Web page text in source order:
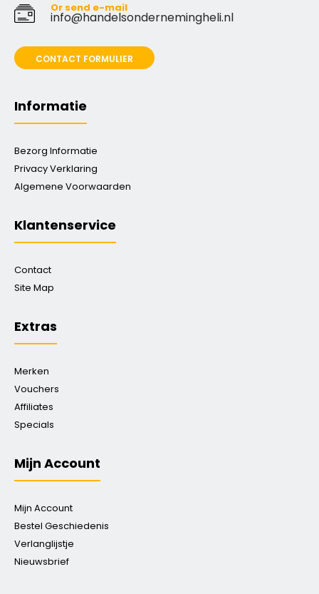
Or send e-mail
info@handelsondernemingheli.nl
CONTACT FORMULIER
Informatie
Bezorg Informatie
Privacy Verklaring
Algemene Voorwaarden
Klantenservice
Contact
Site Map
Extras
Merken
Vouchers
Affiliates
Specials
Mijn Account
Mijn Account
Bestel Geschiedenis
Verlanglijstje
Nieuwsbrief